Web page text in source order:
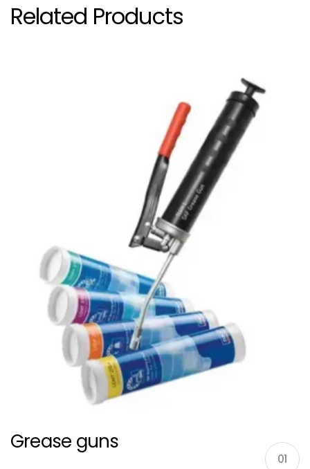
Related Products
Grease guns
01